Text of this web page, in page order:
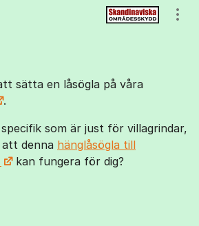
sätta en låsögla på våra
.
som är just för villagrindar,
att denna hänglåsögla till
kan fungera för dig?